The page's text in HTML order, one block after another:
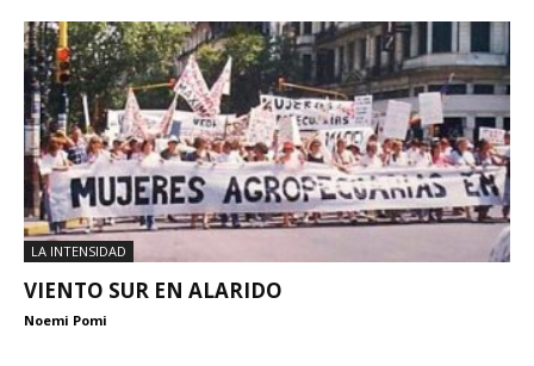
LA INTENSIDAD
VIENTO SUR EN ALARIDO
Noemi Pomi